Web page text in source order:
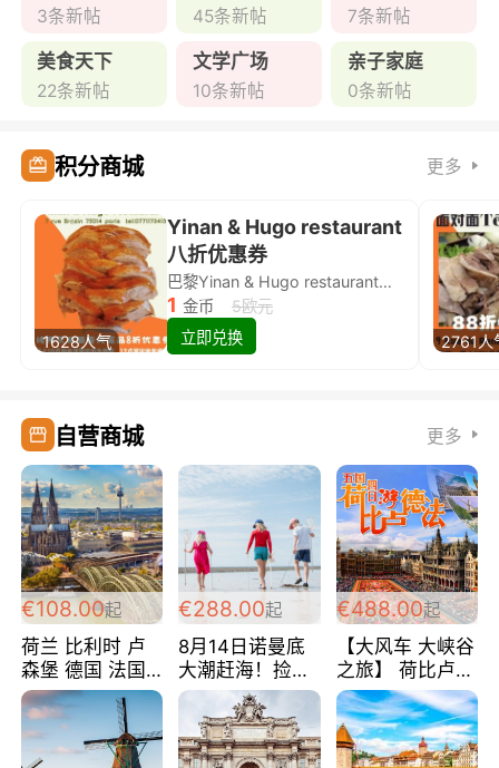
3条新帖 45条新帖 7条新帖
美食天下
22条新帖
文学广场
10条新帖
亲子家庭
0条新帖
积分商城 更多
1628人气
Yinan & Hugo restaurant
八折优惠券
巴黎Yinan & Hugo restaurant除简餐类全场8折
1 金币
5欧元
立即兑换
2761人
自营商城 更多
€108.00起
荷兰 比利时 卢
森堡 德国 法国
超爽玩遍西欧 循
环线 全程四星宾
馆 108欧/人/天
€288.00起
8月14日诺曼底
大潮赶海！捡海
鲜！轻轻松松海
边爽玩三日游
288欧/人
€488.00起
【大风车 大峡谷
之旅】 荷比卢德
法 巴黎上下 经
典五国四日游
488欧/人